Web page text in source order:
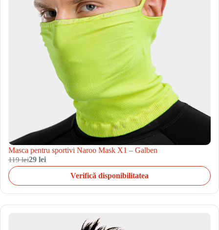
Masca pentru sportivi Naroo Mask X1 – Galben
119 lei29 lei
Verifică disponibilitatea